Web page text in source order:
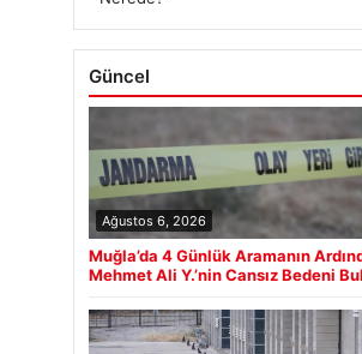
Güncel
Ağustos 6, 2026
Muğla’da 4 Günlük Aramanın
Mehmet Ali Y.’nin Cansız Bedeni